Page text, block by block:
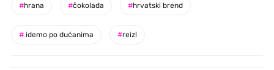
#hrana #čokolada #hrvatski brend
# idemo po dućanima #reizl